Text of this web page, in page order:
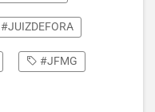
#JUIZDEFORA
#JFMG